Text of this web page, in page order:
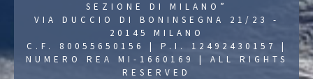
SEZIONE DI MILANO”
VIA DUCCIO DI BONINSEGNA 21/23 -
20145 MILANO
C.F. 80055650156 | P.I. 12492430157 |
NUMERO REA MI-1660169 | ALL RIGHTS
RESERVED